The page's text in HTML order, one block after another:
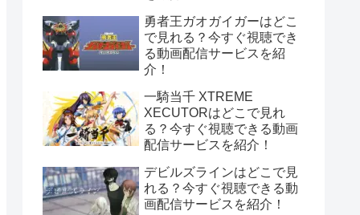
勇者王ガオガイガーはどこ
で見れる？今すぐ視聴でき
る動画配信サービスを紹
介！
一騎当千 XTREME
XECUTORはどこで見れ
る？今すぐ視聴できる動画
配信サービスを紹介！
デビルズラインはどこで見
れる？今すぐ視聴できる動
画配信サービスを紹介！